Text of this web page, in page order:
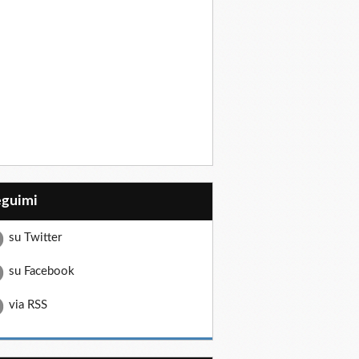
su Twitter
su Facebook
via RSS